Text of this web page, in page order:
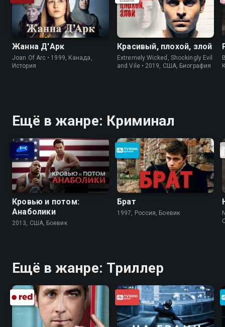
Жанна Д'Арк
Joan Of Arc • 1999, Канада,
История
Красивый, плохой, злой
Extremely Wicked, Shockingly Evil
and Vile • 2019, США, Биография
Ещё в жанре: Криминал
Кровью и потом:
Анаболики
2013, США, Боевик
Брат
1997, Россия, Боевик
Ещё в жанре: Триллер